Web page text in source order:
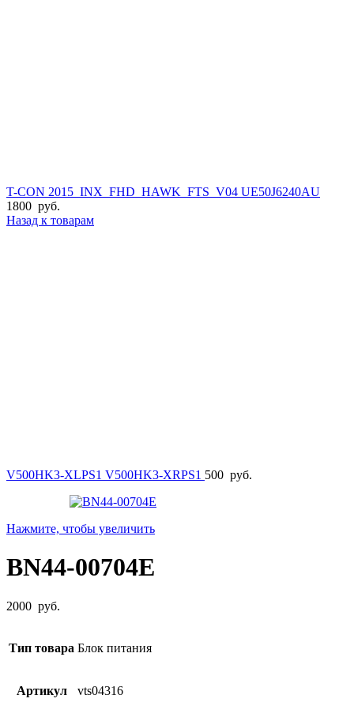
T-CON 2015_INX_FHD_HAWK_FTS_V04 UE50J6240AU
1800 руб.
Назад к товарам
V500HK3-XLPS1 V500HK3-XRPS1 500 руб.
Нажмите, чтобы увеличить
BN44-00704E
2000 руб.
Тип товара Блок питания
Артикул vts04316